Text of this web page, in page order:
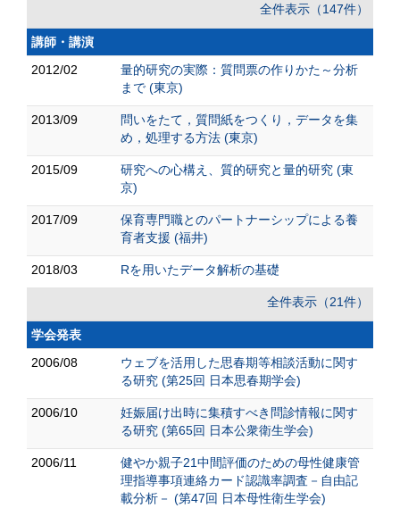
全件表示（147件）
講師・講演
2012/02
量的研究の実際：質問票の作りかた～分析
まで (東京)
2013/09
問いをたて，質問紙をつくり，データを集
め，処理する方法 (東京)
2015/09
研究への心構え、質的研究と量的研究 (東
京)
2017/09
保育専門職とのパートナーシップによる養
育者支援 (福井)
2018/03 Rを用いたデータ解析の基礎
全件表示（21件）
学会発表
2006/08
ウェブを活用した思春期等相談活動に関す
る研究 (第25回 日本思春期学会)
2006/10
妊娠届け出時に集積すべき問診情報に関す
る研究 (第65回 日本公衆衛生学会)
2006/11
健やか親子21中間評価のための母性健康管
理指導事項連絡カード認識率調査－自由記
載分析－ (第47回 日本母性衛生学会)